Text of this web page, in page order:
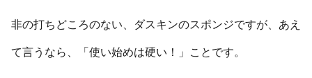
非の打ちどころのない、ダスキンのスポンジですが、あえ
て言うなら、「使い始めは硬い！」ことです。